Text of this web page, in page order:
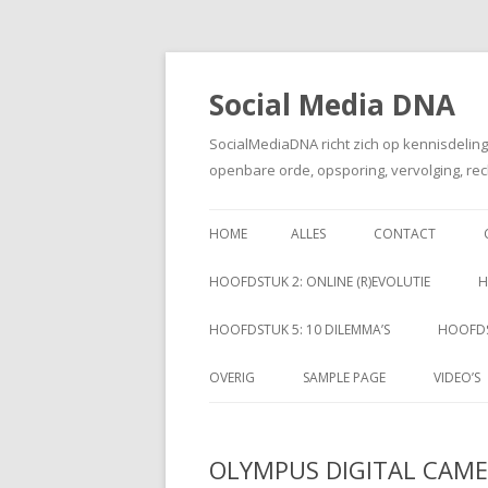
Social Media DNA
SocialMediaDNA richt zich op
openbare orde, opsporing, vervolging,
HOME ALLES CONTACT
HOOFDSTUK 2: ONLINE (R)EVOLUTIE
HOOFDSTUK 5: 10 DILEMMA’S
OVERIG SAMPLE PAGE VIDEO’S
OLYMPUS DIGITAL